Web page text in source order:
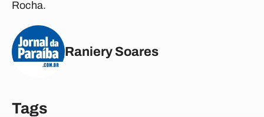
Rocha.
Raniery Soares
Tags